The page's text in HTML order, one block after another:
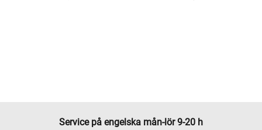
Service på engelska mån-lör 9-20 h